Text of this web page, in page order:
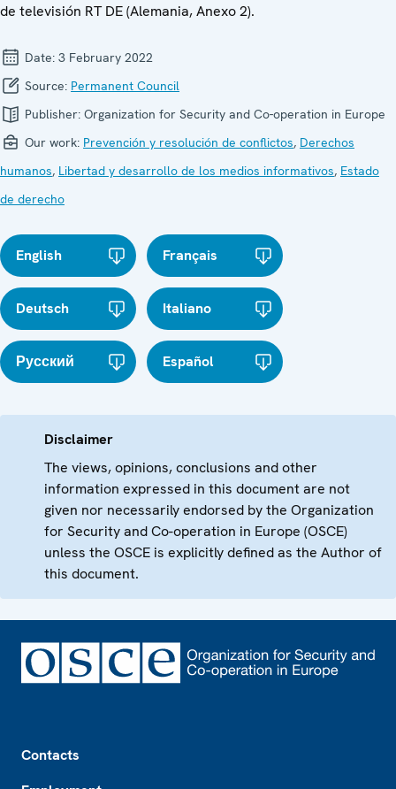
de televisión RT DE (Alemania, Anexo 2).
Date: 3 February 2022
Source: Permanent Council
Publisher: Organization for Security and Co-operation in Europe
Our work: Prevención y resolución de conflictos, Derechos
humanos, Libertad y desarrollo de los medios informativos, Estado
de derecho
English Français
Deutsch Italiano
Русский Español
Disclaimer
The views, opinions, conclusions and other
information expressed in this document are not
given nor necessarily endorsed by the Organization
for Security and Co-operation in Europe (OSCE)
unless the OSCE is explicitly defined as the Author of
this document.
Contacts